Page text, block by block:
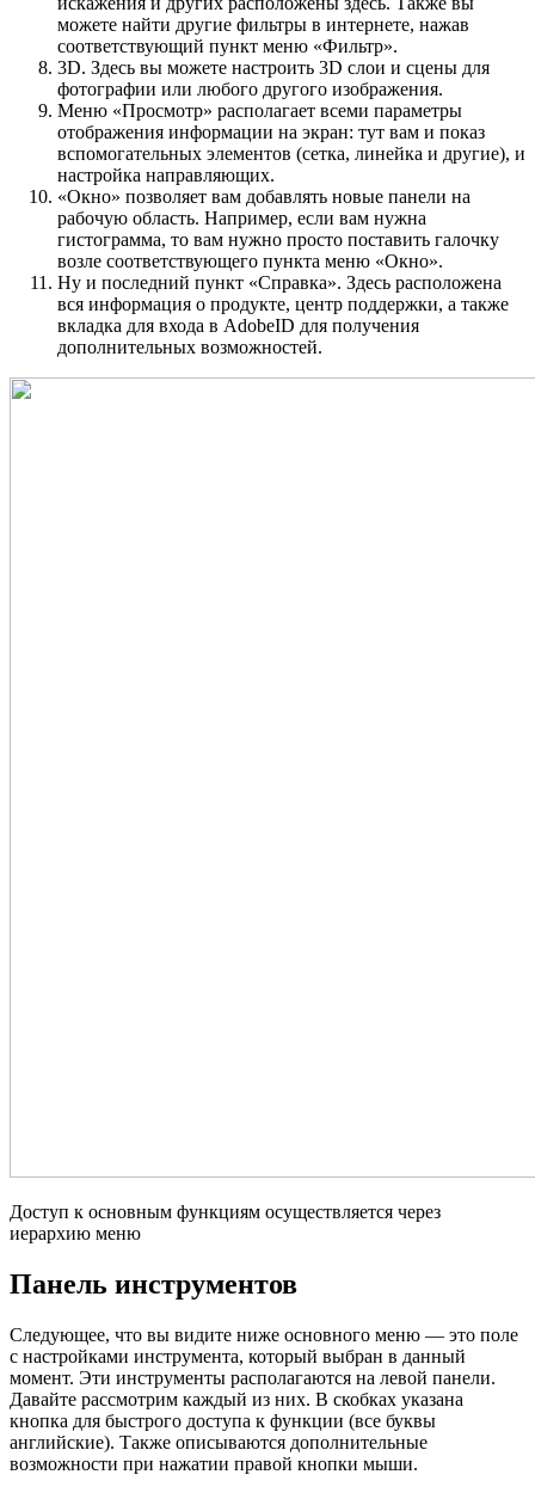
можете найти другие фильтры в интернете, нажав
соответствующий пункт меню «Фильтр».
3D. Здесь вы можете настроить 3D слои и сцены для
фотографии или любого другого изображения.
Меню «Просмотр» располагает всеми параметры
отображения информации на экран: тут вам и показ
вспомогательных элементов (сетка, линейка и другие), и
настройка направляющих.
«Окно» позволяет вам добавлять новые панели на
рабочую область. Например, если вам нужна
гистограмма, то вам нужно просто поставить галочку
возле соответствующего пункта меню «Окно».
Ну и последний пункт «Справка». Здесь расположена
вся информация о продукте, центр поддержки, а также
вкладка для входа в AdobeID для получения
дополнительных возможностей.
Доступ к основным функциям осуществляется через
иерархию меню
Панель инструментов
Следующее, что вы видите ниже основного меню — это поле
с настройками инструмента, который выбран в данный
момент. Эти инструменты располагаются на левой панели.
Давайте рассмотрим каждый из них. В скобках указана
кнопка для быстрого доступа к функции (все буквы
английские). Также описываются дополнительные
возможности при нажатии правой кнопки мыши.